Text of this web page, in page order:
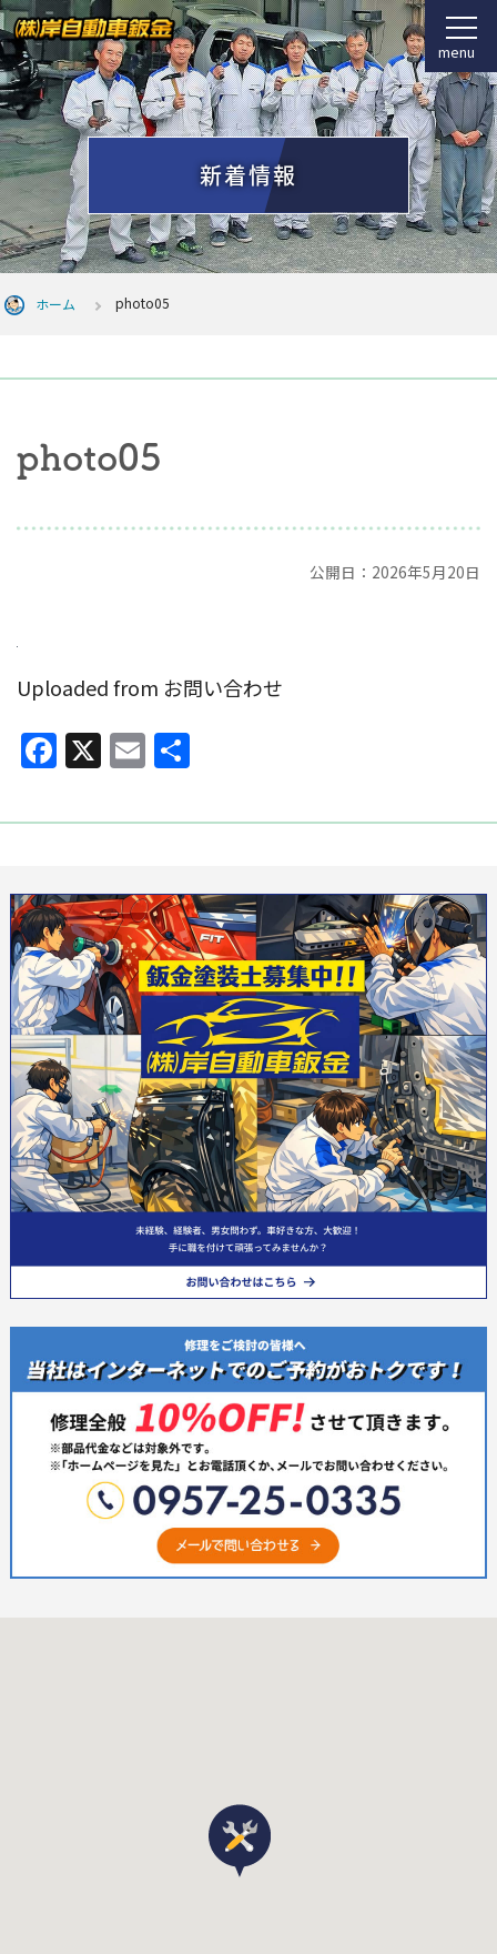
menu
新着情報
ホーム photo05
photo05
公開日：2026年5月20日
Uploaded from お問い合わせ
Facebook
X Email